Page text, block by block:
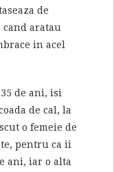
de
aratau
in acel
de ani, isi
de cal, la
o femeie de
pentru ca ii
ani, iar o alta